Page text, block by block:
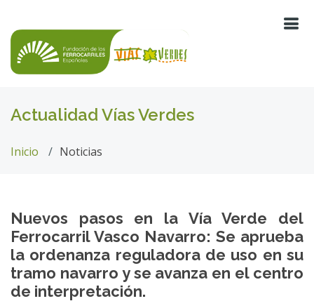
Actualidad Vías Verdes
Inicio Noticias
Nuevos pasos en la Vía Verde del
Ferrocarril Vasco Navarro: Se aprueba
la ordenanza reguladora de uso en su
tramo navarro y se avanza en el centro
de interpretación.